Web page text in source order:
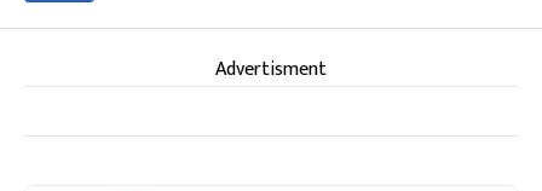
Advertisment